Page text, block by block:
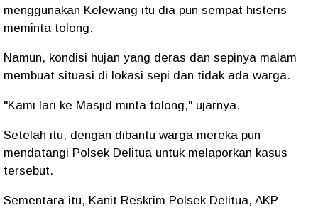
menggunakan Kelewang itu dia pun sempat histeris
meminta tolong.
Namun, kondisi hujan yang deras dan sepinya malam
membuat situasi di lokasi sepi dan tidak ada warga.
"Kami lari ke Masjid minta tolong," ujarnya.
Setelah itu, dengan dibantu warga mereka pun
mendatangi Polsek Delitua untuk melaporkan kasus
tersebut.
Sementara itu, Kanit Reskrim Polsek Delitua, AKP